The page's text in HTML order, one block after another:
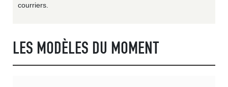
courriers.
LES MODÈLES DU MOMENT